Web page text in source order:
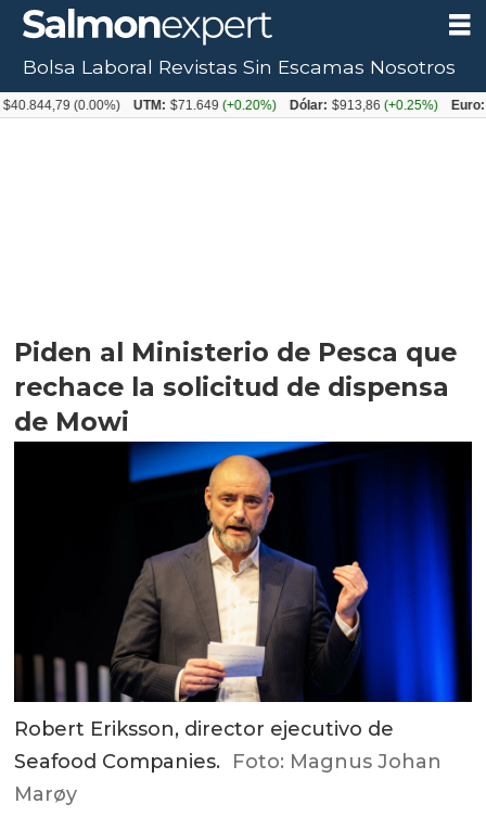
Piden al Ministerio de Pesca que
rechace la solicitud de dispensa
de Mowi
Robert Eriksson, director ejecutivo de
Seafood Companies. Foto: Magnus Johan
Marøy
Bolsa Laboral Revistas Sin Escamas Nosotros
(0.00%) UTM: $71.649 (+0.20%) Dólar: $913,86 (+0.25%) Euro: